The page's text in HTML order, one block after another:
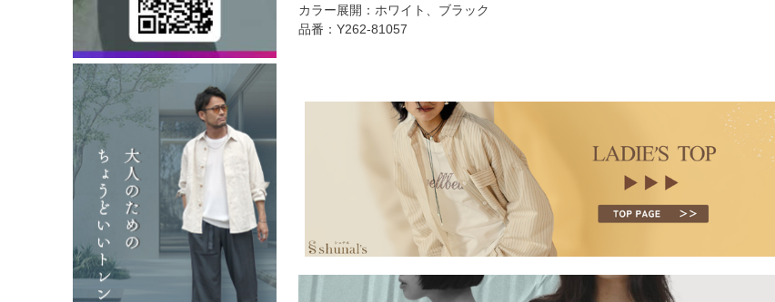
カラー展開：ホワイト、ブラック
品番：Y262-81057